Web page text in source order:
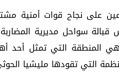
على نجاح قوات أمنية
سواحل مديرية
المنطقة التي تمثل أحد أهم
التي تقودها مليشيا